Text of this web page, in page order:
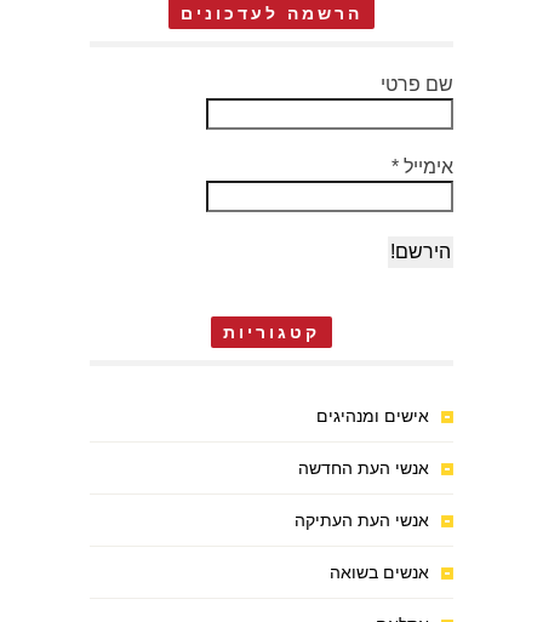
הרשמה לעדכונים
שם פרטי
אימייל *
קטגוריות
אישים ומנהיגים
אנשי העת החדשה
אנשי העת העתיקה
אנשים בשואה